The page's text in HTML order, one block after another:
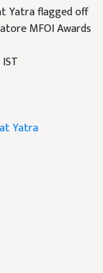
Yatra flagged off
MFOI Awards
Yatra